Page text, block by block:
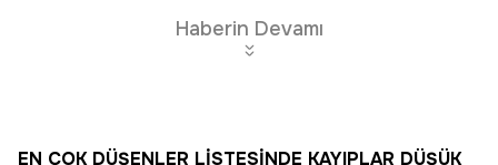
Haberin Devamı
EN ÇOK DÜŞENLER LİSTESİNDE KAYIPLAR DÜŞÜK